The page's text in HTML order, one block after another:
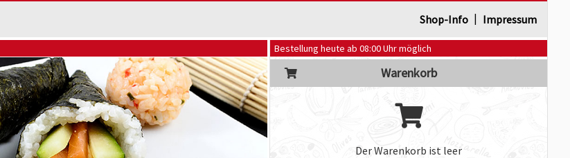
Shop-Info | Impressum
Bestellung heute ab 08:00 Uhr möglich
Warenkorb
Der Warenkorb ist leer